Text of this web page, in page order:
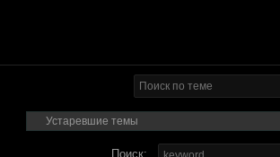
Поиск: